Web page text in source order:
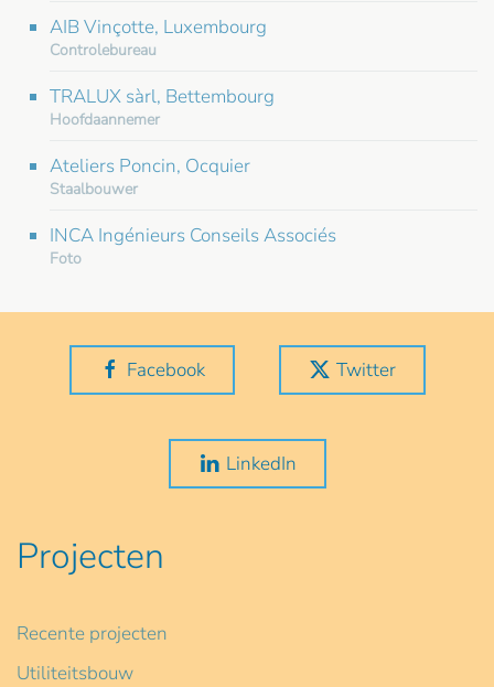
AIB Vinçotte, Luxembourg
Controlebureau
TRALUX sàrl, Bettembourg
Hoofdaannemer
Ateliers Poncin, Ocquier
Staalbouwer
INCA Ingénieurs Conseils Associés
Foto
Facebook Twitter
LinkedIn
Projecten
Recente projecten
Utiliteitsbouw